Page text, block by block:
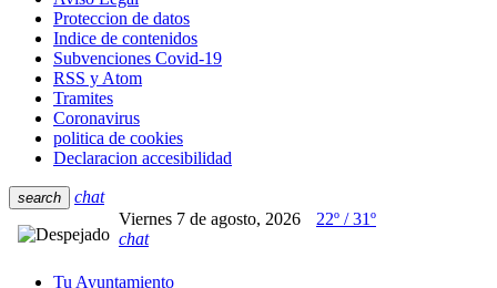
Proteccion de datos
Indice de contenidos
Subvenciones Covid-19
RSS y Atom
Tramites
Coronavirus
politica de cookies
Declaracion accesibilidad
search
chat
Viernes 7 de agosto, 2026
22º / 31º
chat
Tu Ayuntamiento